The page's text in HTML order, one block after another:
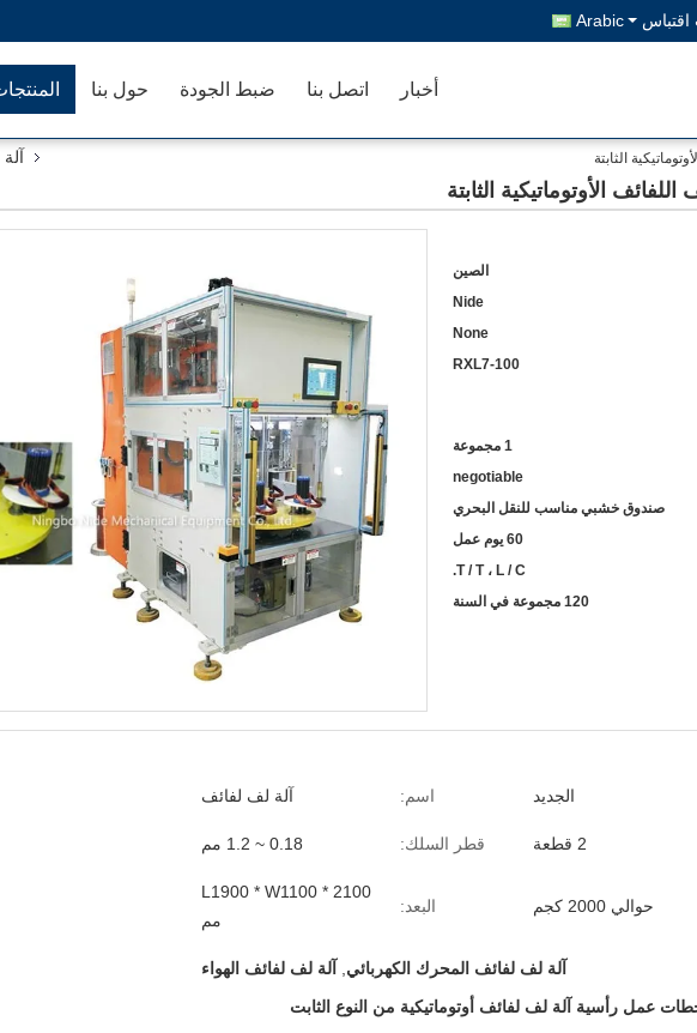
Arabic
حول بنا ضبط الجودة اتصل بنا أخبار
الصين
Nide
None
RXL7-100
1 مجموعة
negotiable
صندوق خشبي مناسب للنقل البحري
60 يوم عمل
T / T ، L / C.
120 مجموعة في السنة
الجديد اسم: آلة لف لفائف
2 قطعة قطر السلك: 0.18 ~ 1.2 مم
حوالي 2000 كجم البعد:
L1900 * W1100 * 2100
مم
آلة لف لفائف المحرك الكهربائي
آلة لف لفائف الهواء
عمل رأسية آلة لف لفائف أوتوماتيكية من النوع الثابت